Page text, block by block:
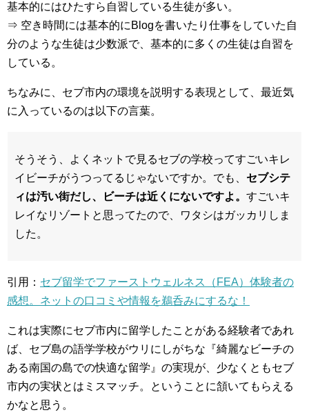
基本的にはひたすら自習している生徒が多い。
⇒ 空き時間には基本的にBlogを書いたり仕事をしていた自
分のような生徒は少数派で、基本的に多くの生徒は自習を
している。
ちなみに、セブ市内の環境を説明する表現として、最近気
に入っているのは以下の言葉。
そうそう、よくネットで見るセブの学校ってすごいキレ
イビーチがうつってるじゃないですか。でも、 セブシテ
ィは汚い街だし、ビーチは近くにないですよ。 すごいキ
レイなリゾートと思ってたので、ワタシはガッカリしま
した。
引用： セブ留学でファーストウェルネス（FEA）体験者の
感想。ネットの口コミや情報を鵜呑みにするな！
これは実際にセブ市内に留学したことがある経験者であれ
ば、セブ島の語学学校がウリにしがちな『綺麗なビーチの
ある南国の島での快適な留学』の実現が、少なくともセブ
市内の実状とはミスマッチ。ということに頷いてもらえる
かなと思う。